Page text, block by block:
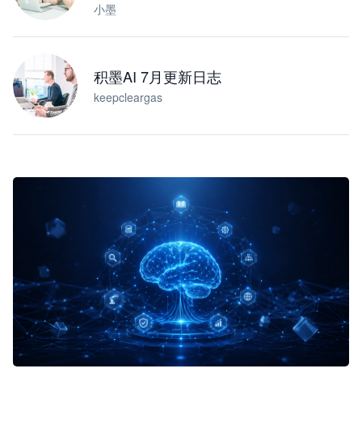
小墨
积墨AI 7月更新日志
keepcleargas